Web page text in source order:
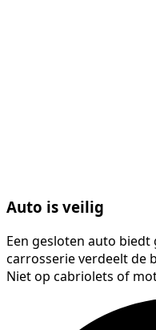
Auto is veilig
Een gesloten auto
carrosserie verdeelt de
Niet op cabriolets of